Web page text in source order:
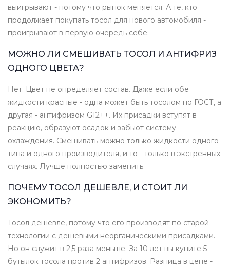
выигрывают - потому что рынок меняется. А те, кто
продолжает покупать тосол для нового автомобиля -
проигрывают в первую очередь себе.
МОЖНО ЛИ СМЕШИВАТЬ ТОСОЛ И АНТИФРИЗ
ОДНОГО ЦВЕТА?
Нет. Цвет не определяет состав. Даже если обе
жидкости красные - одна может быть тосолом по ГОСТ, а
другая - антифризом G12++. Их присадки вступят в
реакцию, образуют осадок и забьют систему
охлаждения. Смешивать можно только жидкости одного
типа и одного производителя, и то - только в экстренных
случаях. Лучше полностью заменить.
ПОЧЕМУ ТОСОЛ ДЕШЕВЛЕ, И СТОИТ ЛИ
ЭКОНОМИТЬ?
Тосол дешевле, потому что его производят по старой
технологии с дешёвыми неорганическими присадками.
Но он служит в 2,5 раза меньше. За 10 лет вы купите 5
бутылок тосола против 2 антифризов. Разница в цене -